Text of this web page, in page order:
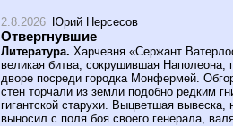
2.8.2026 Юрий Нерсесов
Отвергнувшие
Литература. Харчевня «Сержант
великая битва, сокрушившая Наполеона,
дворе посреди городка Монфермей.
стен торчали из земли подобно редким
гигантской старухи. Выцветшая вывеска,
выносил с поля боя своего генерала,